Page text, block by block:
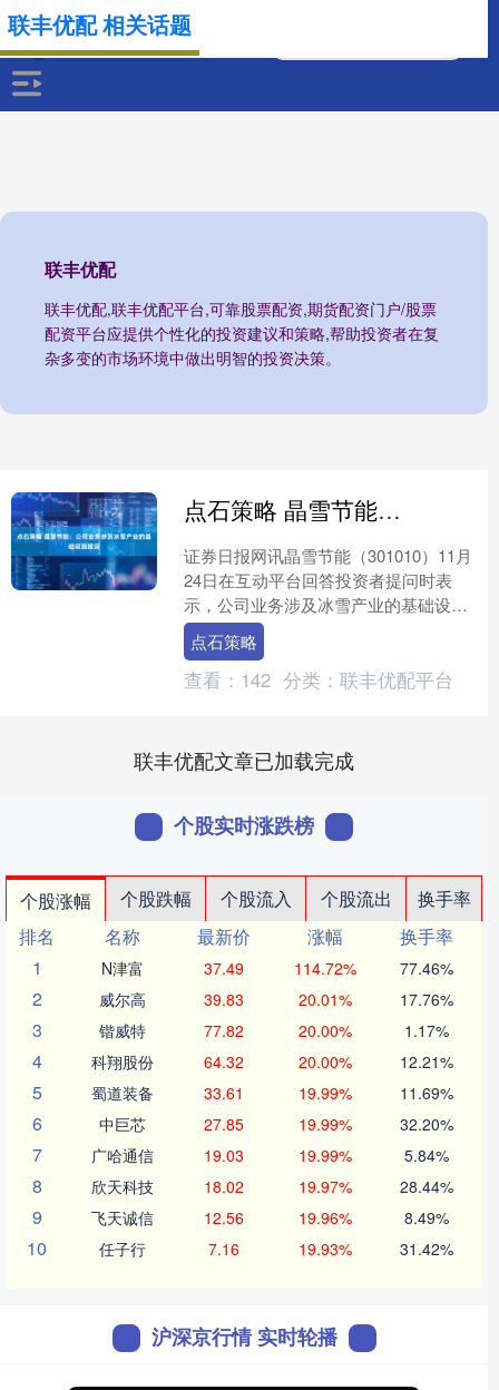
联丰优配
联丰优配,联丰优配平台,可靠股票配资,期货配资门户/股票
配资平台应提供个性化的投资建议和策略,帮助投资者在复
杂多变的市场环境中做出明智的投资决策。
联丰优配 相关话题
点石策略 晶雪节能：公司业务涉及冰雪产业的基础设施建设
证券日报网讯晶雪节能（301010）11月
24日在互动平台回答投资者提问时表
示，公司业务涉及冰雪产业的基础设施
建设，为长春、苏州滑雪场的建设贡献
了晶雪力量。具体....
点石策略
查看： 142 分类： 联丰优配平台
联丰优配文章已加载完成
个股实时涨跌榜
个股涨幅 个股跌幅 个股流入 个股流出
换手率
排名
名称 最新价 涨幅
换手率
1
N津富 37.49 114.72% 77.46%
2 威尔高 39.83 20.01% 17.76%
3 锴威特 77.82 20.00% 1.17%
4 科翔股份 64.32 20.00% 12.21%
5 蜀道装备 33.61 19.99% 11.69%
6 中巨芯 27.85 19.99% 32.20%
7 广哈通信 19.03 19.99% 5.84%
8 欣天科技 18.02 19.97% 28.44%
9 飞天诚信 12.56 19.96% 8.49%
10 任子行 7.16 19.93% 31.42%
沪深京行情 实时轮播